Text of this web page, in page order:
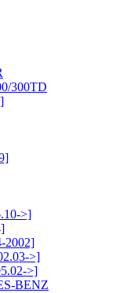
300TD
>]
2002]
>]
>]
BENZ